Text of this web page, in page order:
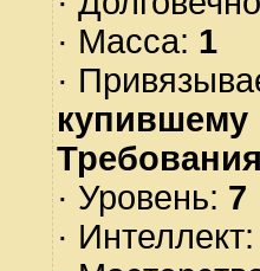
· Масса: 1
·
купившему
· Уровень: 7
·